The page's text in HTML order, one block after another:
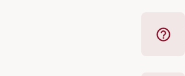
Fetva